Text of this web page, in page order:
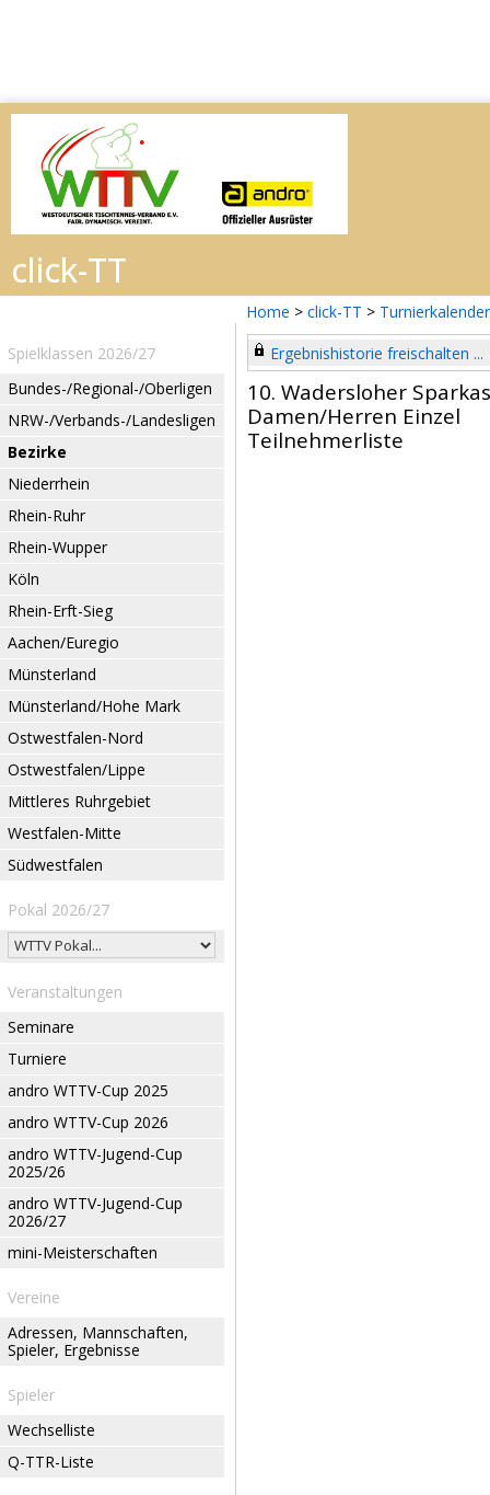
Home > click-TT > Turnierkalender
Spielklassen 2026/27
Bundes-/Regional-/Oberligen
NRW-/Verbands-/Landesligen
Bezirke
Niederrhein
Rhein-Ruhr
Rhein-Wupper
Köln
Rhein-Erft-Sieg
Aachen/Euregio
Münsterland
Münsterland/Hohe Mark
Ostwestfalen-Nord
Ostwestfalen/Lippe
Mittleres Ruhrgebiet
Westfalen-Mitte
Südwestfalen
Pokal 2026/27
Veranstaltungen
Seminare
Turniere
andro WTTV-Cup 2025
andro WTTV-Cup 2026
andro WTTV-Jugend-Cup
2025/26
andro WTTV-Jugend-Cup
2026/27
mini-Meisterschaften
Vereine
Adressen, Mannschaften,
Spieler, Ergebnisse
Spieler
Wechselliste
Q-TTR-Liste
Ergebnishistorie freischalten ...
10. Wadersloher
Damen/Herren Einzel
Teilnehmerliste